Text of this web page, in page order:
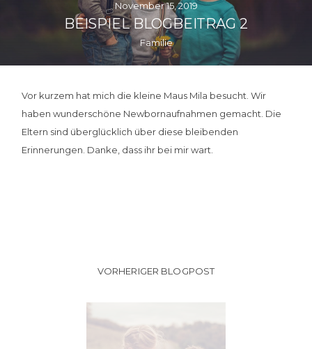
November 15, 2019
BEISPIEL BLOGBEITRAG 2
Familie
Vor kurzem hat mich die kleine Maus Mila besucht. Wir
haben wunderschöne Newbornaufnahmen gemacht. Die
Eltern sind überglücklich über diese bleibenden
Erinnerungen. Danke, dass ihr bei mir wart.
VORHERIGER BLOGPOST
Kontakt